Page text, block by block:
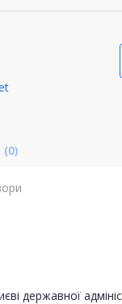
(0)
державної